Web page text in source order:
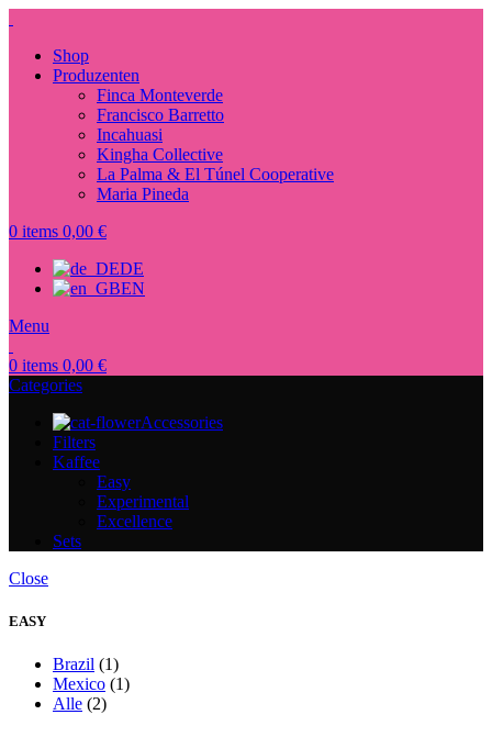
Shop
Produzenten
Finca Monteverde
Francisco Barretto
Incahuasi
Kingha Collective
La Palma & El Túnel Cooperative
Maria Pineda
0 items 0,00 €
DE
EN
Menu
0 items 0,00 €
Categories
Accessories
Filters
Kaffee
Easy
Experimental
Excellence
Sets
Close
EASY
Brazil (1)
Mexico (1)
Alle (2)